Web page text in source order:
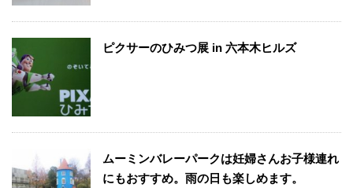
ピクサーのひみつ展 in 六本木ヒルズ
ムーミンバレーパークは妊婦さんお子様連れ
にもおすすめ。雨の日も楽しめます。